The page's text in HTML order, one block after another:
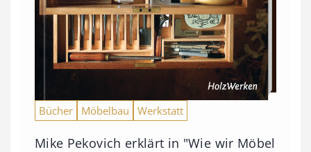
Bücher Möbelbau Werkstatt
Mike Pekovich erklärt in "Wie wir Möbel